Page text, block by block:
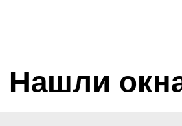
Нашли